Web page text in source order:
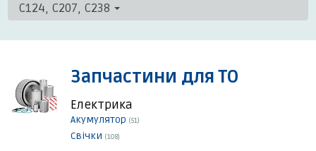
C124, C207, C238
Запчастини для ТО
Електрика
Акумулятор (51)
Свічки (108)